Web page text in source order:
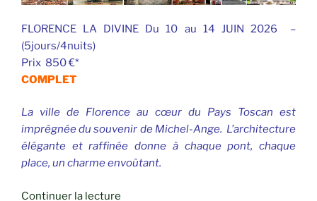
FLORENCE LA DIVINE Du 10 au 14 JUIN 2026 –
(5jours/4nuits)
Prix 850 €*
COMPLET
La ville de Florence au cœur du Pays Toscan est
imprégnée du souvenir de Michel-Ange. L’architecture
élégante et raffinée donne à chaque pont, chaque
place, un charme envoûtant.
Continuer la lecture